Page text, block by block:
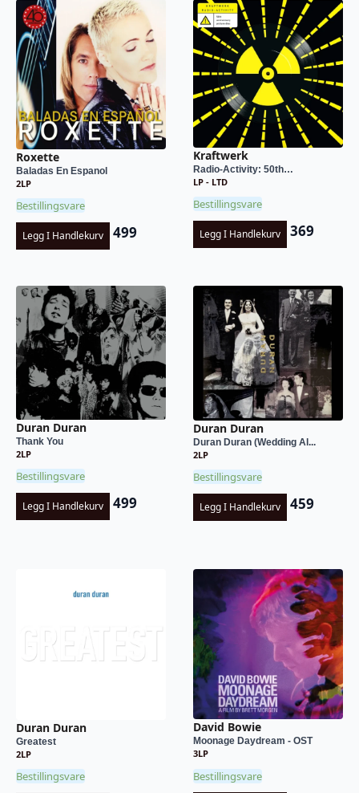
Roxette
Baladas En Espanol
2LP
Bestillingsvare
Legg I Handlekurv 499
Kraftwerk
Radio-Activity: 50th…
LP - LTD
Bestillingsvare
Legg I Handlekurv 369
Duran Duran
Thank You
2LP
Bestillingsvare
Legg I Handlekurv 499
Duran Duran
Duran Duran (Wedding Al...
2LP
Bestillingsvare
Legg I Handlekurv 459
Duran Duran
Greatest
2LP
Bestillingsvare
David Bowie
Moonage Daydream - OST
3LP
Bestillingsvare